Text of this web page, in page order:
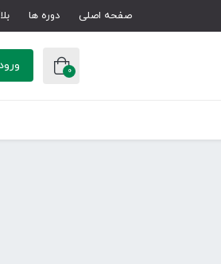
صفحه اصلی دوره ها
0